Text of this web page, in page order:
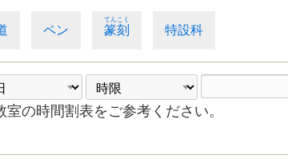
ペン 篆刻
てんこく
特設科
室の時間割表をご参考ください。